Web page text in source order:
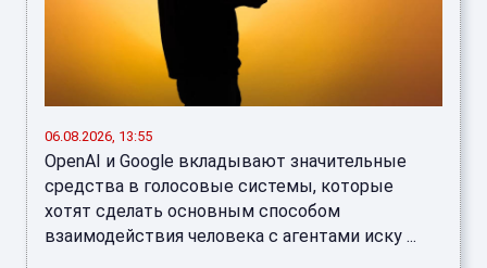
06.08.2026, 13:55
OpenAI и Google вкладывают значительные
средства в голосовые системы, которые
хотят сделать основным способом
взаимодействия человека с агентами иску ...